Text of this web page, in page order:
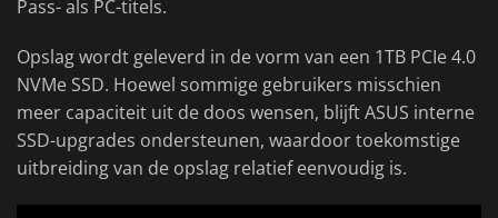
Pass- als PC-titels.
Opslag wordt geleverd in de vorm van een 1TB PCIe 4.0
NVMe SSD. Hoewel sommige gebruikers misschien
meer capaciteit uit de doos wensen, blijft ASUS interne
SSD-upgrades ondersteunen, waardoor toekomstige
uitbreiding van de opslag relatief eenvoudig is.